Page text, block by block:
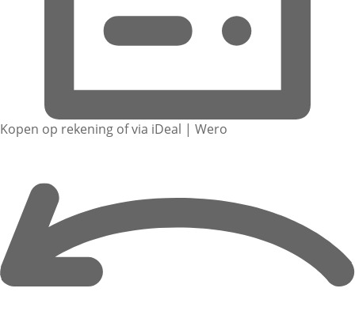
Kopen op rekening of via iDeal | Wero